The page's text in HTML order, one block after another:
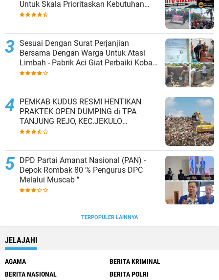
Untuk Skala Prioritaskan Kebutuhan
Dasar Masyarakat Belum Saat nya
Sesuai Dengan Surat Perjanjian
Bersama Dengan Warga Untuk Atasi
Limbah - Pabrik Aci Giat Perbaiki Kobak
Penampungan Air
PEMKAB KUDUS RESMI HENTIKAN
PRAKTEK OPEN DUMPING di TPA
TANJUNG REJO, KEC.JEKULO
KAB.KUDUS,BERLAKUKAN SISTEM
DPD Partai Amanat Nasional (PAN) -
Depok Rombak 80 % Pengurus DPC
Melalui Muscab "
TERPOPULER LAINNYA
JELAJAHI
AGAMA
BERITA KRIMINAL
BERITA NASIONAL
BERITA POLRI